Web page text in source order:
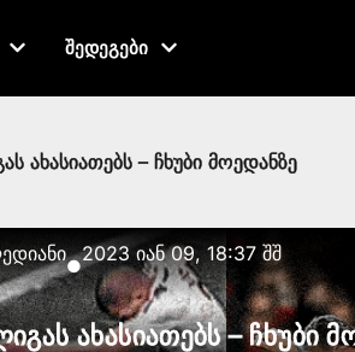
შედეგები
ახასიათებს – ჩხუბი მოედანზე
●2023 იან 09, 18:37 შშ
ახასიათებს – ჩხუბი